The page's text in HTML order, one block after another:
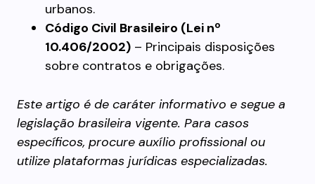
urbanos.
Código Civil Brasileiro (Lei nº
10.406/2002) – Principais disposições
sobre contratos e obrigações.
Este artigo é de caráter informativo e segue a
legislação brasileira vigente. Para casos
específicos, procure auxílio profissional ou
utilize plataformas jurídicas especializadas.